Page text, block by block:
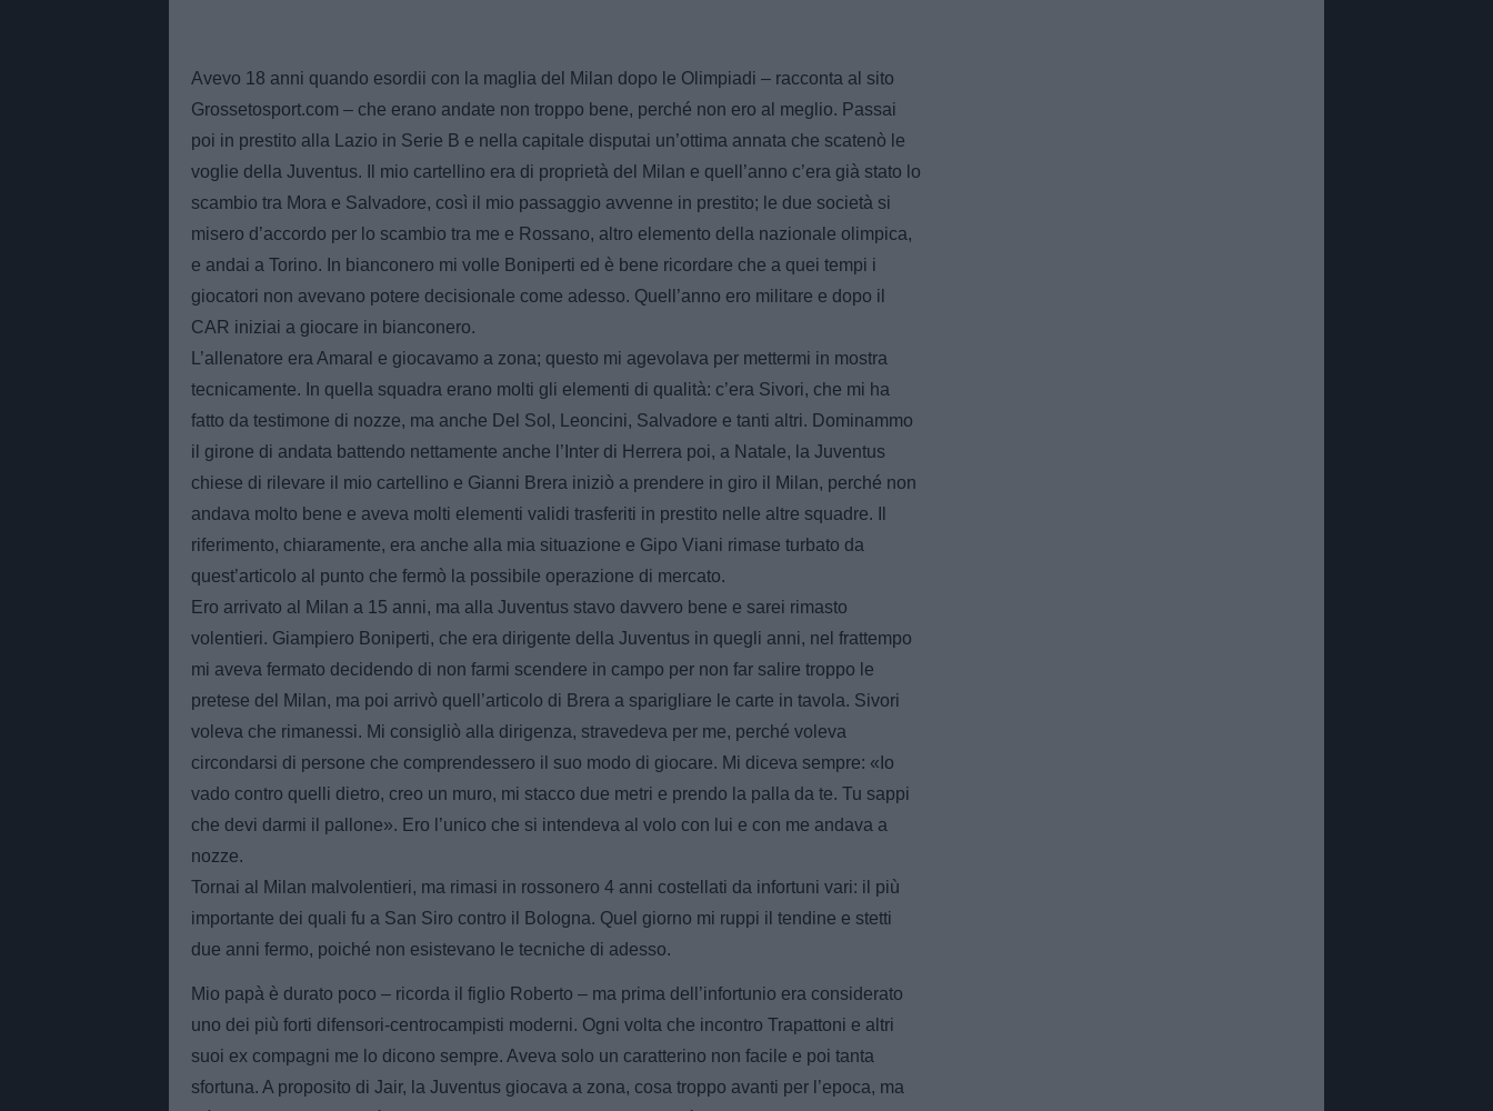
Avevo 18 anni quando esordii con la maglia del Milan dopo le Olimpiadi – racconta al sito
Grossetosport.com – che erano andate non troppo bene, perché non ero al meglio. Passai
poi in prestito alla Lazio in Serie B e nella capitale disputai un’ottima annata che scatenò le
voglie della Juventus. Il mio cartellino era di proprietà del Milan e quell’anno c’era già stato lo
scambio tra Mora e Salvadore, così il mio passaggio avvenne in prestito; le due società si
misero d’accordo per lo scambio tra me e Rossano, altro elemento della nazionale olimpica,
e andai a Torino. In bianconero mi volle Boniperti ed è bene ricordare che a quei tempi i
giocatori non avevano potere decisionale come adesso. Quell’anno ero militare e dopo il
CAR iniziai a giocare in bianconero.
L’allenatore era Amaral e giocavamo a zona; questo mi agevolava per mettermi in mostra
tecnicamente. In quella squadra erano molti gli elementi di qualità: c’era Sivori, che mi ha
fatto da testimone di nozze, ma anche Del Sol, Leoncini, Salvadore e tanti altri. Dominammo
il girone di andata battendo nettamente anche l’Inter di Herrera poi, a Natale, la Juventus
chiese di rilevare il mio cartellino e Gianni Brera iniziò a prendere in giro il Milan, perché non
andava molto bene e aveva molti elementi validi trasferiti in prestito nelle altre squadre. Il
riferimento, chiaramente, era anche alla mia situazione e Gipo Viani rimase turbato da
quest’articolo al punto che fermò la possibile operazione di mercato.
Ero arrivato al Milan a 15 anni, ma alla Juventus stavo davvero bene e sarei rimasto
volentieri. Giampiero Boniperti, che era dirigente della Juventus in quegli anni, nel frattempo
mi aveva fermato decidendo di non farmi scendere in campo per non far salire troppo le
pretese del Milan, ma poi arrivò quell’articolo di Brera a sparigliare le carte in tavola. Sivori
voleva che rimanessi. Mi consigliò alla dirigenza, stravedeva per me, perché voleva
circondarsi di persone che comprendessero il suo modo di giocare. Mi diceva sempre: «Io
vado contro quelli dietro, creo un muro, mi stacco due metri e prendo la palla da te. Tu sappi
che devi darmi il pallone». Ero l’unico che si intendeva al volo con lui e con me andava a
nozze.
Tornai al Milan malvolentieri, ma rimasi in rossonero 4 anni costellati da infortuni vari: il più
importante dei quali fu a San Siro contro il Bologna. Quel giorno mi ruppi il tendine e stetti
due anni fermo, poiché non esistevano le tecniche di adesso.
Mio papà è durato poco – ricorda il figlio Roberto – ma prima dell’infortunio era considerato
uno dei più forti difensori-centrocampisti moderni. Ogni volta che incontro Trapattoni e altri
suoi ex compagni me lo dicono sempre. Aveva solo un caratterino non facile e poi tanta
sfortuna. A proposito di Jair, la Juventus giocava a zona, cosa troppo avanti per l’epoca, ma